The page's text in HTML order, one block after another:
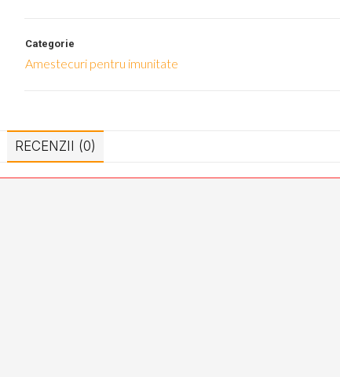
Categorie
Amestecuri pentru imunitate
RECENZII (0)